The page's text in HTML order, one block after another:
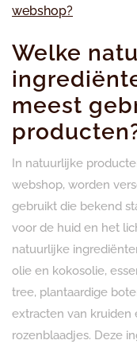
webshop?
Welke
meest
In natuurlijke
webshop, worden
gebruikt die bekend
voor de huid en het
natuurlijke
olie en kokosolie,
tree, plantaardige
extracten van kruiden
rozenblaadjes. Deze